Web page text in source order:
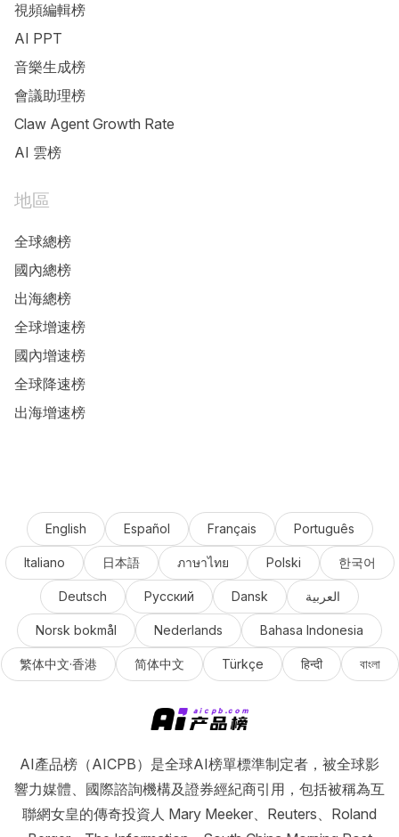
視頻編輯榜
AI PPT
音樂生成榜
會議助理榜
Claw Agent Growth Rate
AI 雲榜
地區
全球總榜
國內總榜
出海總榜
全球增速榜
國內增速榜
全球降速榜
出海增速榜
English Español Français Português
Italiano 日本語 ภาษาไทย Polski 한국어
Deutsch Русский Dansk العربية
Norsk bokmål Nederlands Bahasa Indonesia
繁体中文·香港 简体中文 Türkçe हिन्दी বাংলা
AI產品榜（AICPB）是全球AI榜單標準制定者，被全球影
響力媒體、國際諮詢機構及證券經紀商引用，包括被稱為互
聯網女皇的傳奇投資人 Mary Meeker、Reuters、Roland